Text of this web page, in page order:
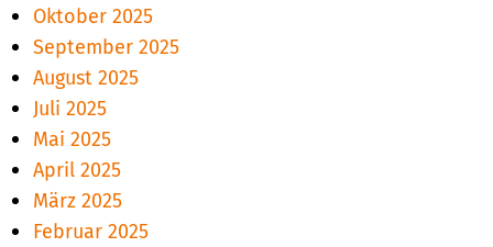
Oktober 2025
September 2025
August 2025
Juli 2025
Mai 2025
April 2025
März 2025
Februar 2025